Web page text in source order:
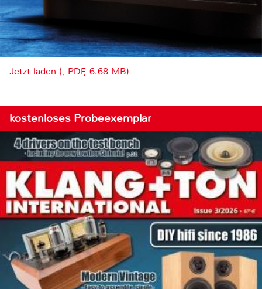
Jetzt laden (, PDF, 6.68 MB)
kostenloses Probeexemplar